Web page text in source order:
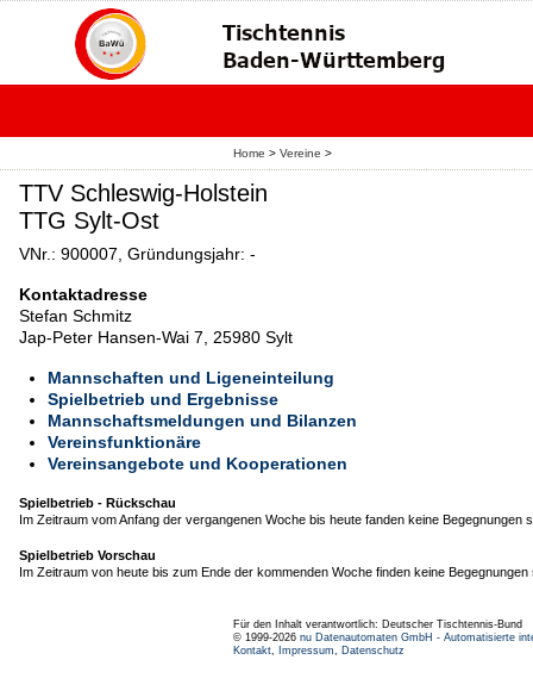
Home > Vereine >
TTV Schleswig-Holstein
TTG Sylt-Ost
VNr.: 900007, Gründungsjahr: -
Kontaktadresse
Stefan Schmitz
Jap-Peter Hansen-Wai 7, 25980 Sylt
Mannschaften und Ligeneinteilung
Spielbetrieb und Ergebnisse
Mannschaftsmeldungen und Bilanzen
Vereinsfunktionäre
Vereinsangebote und Kooperationen
Spielbetrieb - Rückschau
Im Zeitraum vom Anfang der vergangenen Woche bis heute fanden keine Begegnungen
Spielbetrieb Vorschau
Im Zeitraum von heute bis zum Ende der kommenden Woche finden keine Begegnungen
Für den Inhalt verantwortlich: Deutscher Tischtennis-Bund
© 1999-2026 nu Datenautomaten GmbH - Automatisierte
Kontakt, Impressum, Datenschutz